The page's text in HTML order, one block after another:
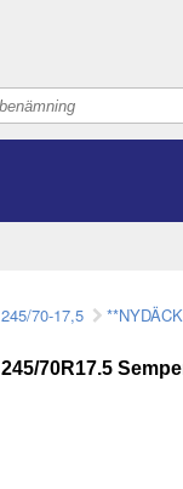
245/70-17,5 **NYDÄCK
245/70R17.5